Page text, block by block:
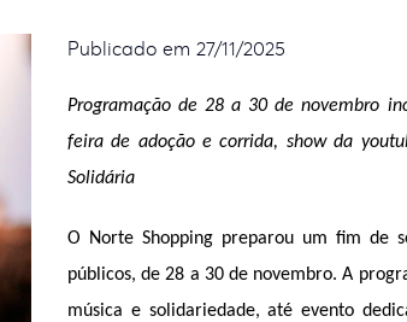
Publicado em 27/11/2025
Programação de 28 a 30 de novembro
feira de adoção e corrida, show da
Solidária
O Norte Shopping preparou um fim de
públicos, de 28 a 30 de novembro. A
música e solidariedade, até evento